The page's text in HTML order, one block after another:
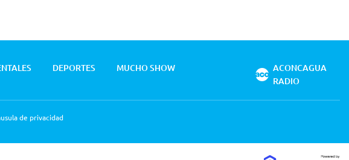
DEPORTES
MUCHO SHOW
de privacidad
ACONCAGUA
RADIO